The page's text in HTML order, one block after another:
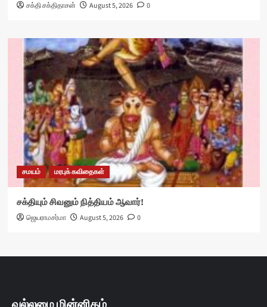
சக்தி சக்திதாசன் August 5, 2026 0
சமயம் மரபுக் கவிதைகள்
சக்தியும் சிவனும் நித்தியம் ஆவார்!
ஜெயராமசர்மா August 5, 2026 0